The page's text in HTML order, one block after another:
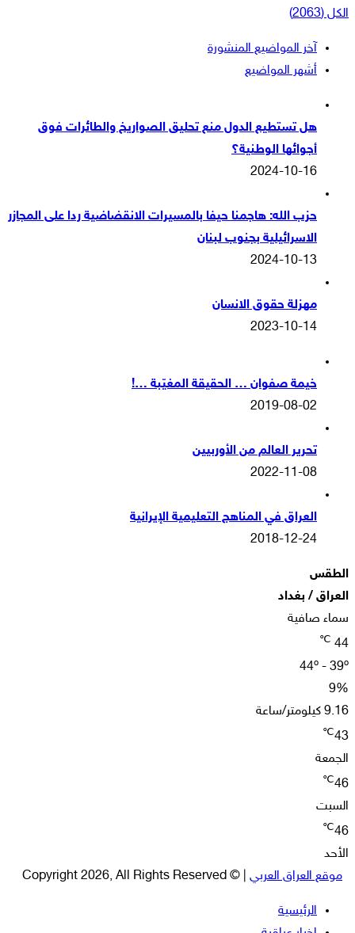
الكل (2063)
آخر المواضيع المنشورة
أشهر المواضيع
هل تستطيع الدول منع تحليق الصواريخ والطائرات فوق
أجوائها الوطنية؟
2024-10-16
حزب الله: هاجمنا حيفا بالمسيرات الانقضاضية ردا على المجازر
الاسرائيلية بجنوب لبنان
2024-10-13
مهزلة حقوق الانسان
2023-10-14
خيمة صفوان … الحقيقة المغيّبة …!
2019-08-02
تحرير العالم من الأوربيين
2022-11-08
العراق في المناهج التعليمية الإيرانية
2018-12-24
الطقس
العراق / بغداد
سماء صافية
44
℃
44º - 39º
9%
9.16 كيلومتر/ساعة
43
℃
الجمعة
46
℃
السبت
46
℃
الأحد
موقع العراق العربي | © Copyright 2026, All Rights Reserved
الرئيسية